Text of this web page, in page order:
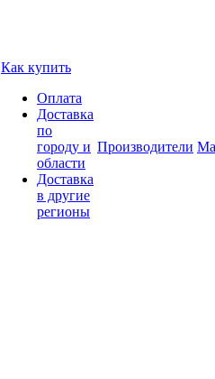
Как купить
Оплата
Доставка
по
городу и
области
Доставка
в другие
регионы
Производители